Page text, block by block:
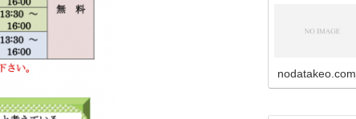
nodatakeo.com